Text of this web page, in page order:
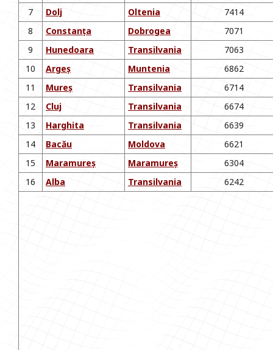
7
Dolj Oltenia
7414
8
Constanța Dobrogea
7071
9
Hunedoara Transilvania
7063
10
Argeș Muntenia
6862
11
Mureș Transilvania
6714
12
Cluj Transilvania
6674
13
Harghita Transilvania
6639
14
Bacău Moldova
6621
15
Maramureș Maramureș
6304
16
Alba Transilvania 6242